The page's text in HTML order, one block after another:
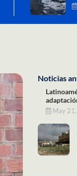
Nov
Noticias
May